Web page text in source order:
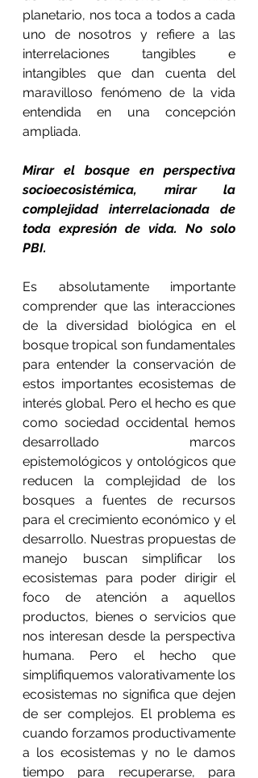
planetario, nos toca a todos a cada
uno de nosotros y refiere a las
interrelaciones tangibles e
intangibles que dan cuenta del
maravilloso fenómeno de la vida
entendida en una concepción
ampliada.
Mirar el bosque en perspectiva
socioecosistémica, mirar la
complejidad interrelacionada de
toda expresión de vida. No solo
PBI.
Es absolutamente importante
comprender que las interacciones
de la diversidad biológica en el
bosque tropical son fundamentales
para entender la conservación de
estos importantes ecosistemas de
interés global. Pero el hecho es que
como sociedad occidental hemos
desarrollado marcos
epistemológicos y ontológicos que
reducen la complejidad de los
bosques a fuentes de recursos
para el crecimiento económico y el
desarrollo. Nuestras propuestas de
manejo buscan simplificar los
ecosistemas para poder dirigir el
foco de atención a aquellos
productos, bienes o servicios que
nos interesan desde la perspectiva
humana. Pero el hecho que
simplifiquemos valorativamente los
ecosistemas no significa que dejen
de ser complejos. El problema es
cuando forzamos productivamente
a los ecosistemas y no le damos
tiempo para recuperarse, para